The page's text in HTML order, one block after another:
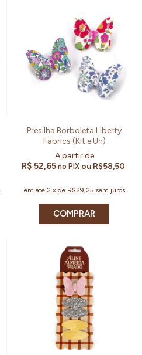
Presilha Borboleta Liberty
Fabrics (Kit e Un)
R$ 52,65no PIX ou R$58,50
em até 2 x de R$29,25 sem juros
COMPRAR